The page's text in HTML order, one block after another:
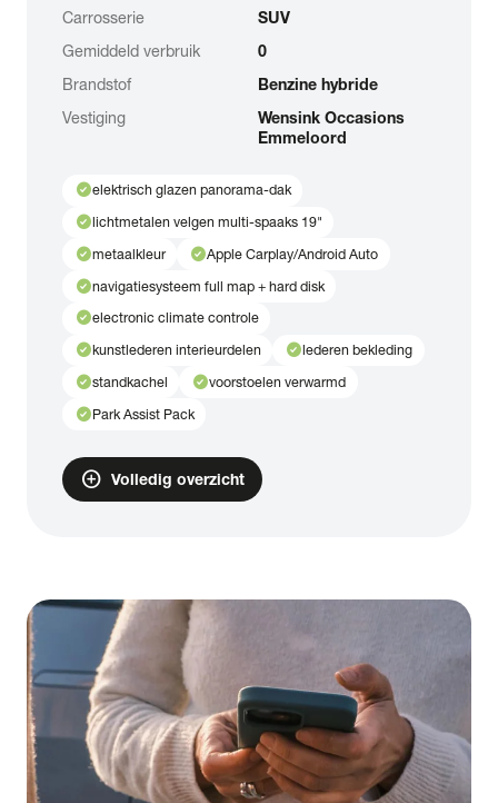
Carrosserie
SUV
Gemiddeld verbruik
0
Brandstof
Benzine hybride
Vestiging
Wensink Occasions
Emmeloord
check_circleelektrisch glazen panorama-dak
check_circlelichtmetalen velgen multi-spaaks 19"
check_circlemetaalkleur check_circleApple Carplay/Android Auto
check_circlenavigatiesysteem full map + hard disk
check_circleelectronic climate controle
check_circlekunstlederen interieurdelen check_circlelederen bekleding
check_circlestandkachel check_circlevoorstoelen verwarmd
check_circlePark Assist Pack
add_circle Volledig overzicht